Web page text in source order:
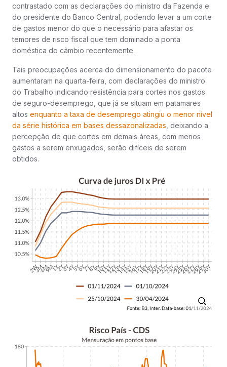
contrastado com as declarações do ministro da Fazenda e
do presidente do Banco Central, podendo levar a um corte
de gastos menor do que o necessário para afastar os
temores de risco fiscal que tem dominado a ponta
doméstica do câmbio recentemente.
Tais preocupações acerca do dimensionamento do pacote
aumentaram na quarta-feira, com declarações do ministro
do Trabalho indicando resistência para cortes nos gastos
de seguro-desemprego, que já se situam em patamares
altos enquanto a taxa de desemprego atingiu o menor nível
da série histórica em bases dessazonalizadas, deixando a
percepção de que cortes em demais áreas, com menos
gastos a serem enxugados, serão difíceis de serem
obtidos.